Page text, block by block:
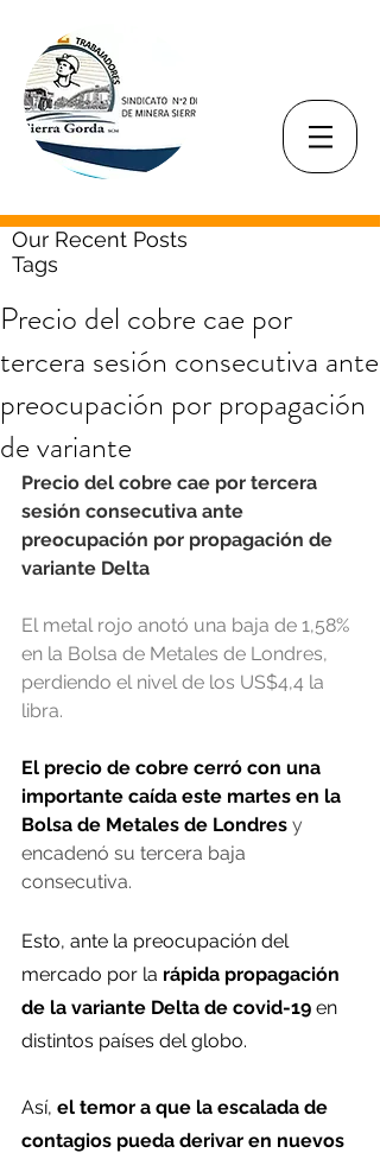
Our Recent Posts
Tags
Precio del cobre cae por
tercera sesión consecutiva ante
preocupación por propagación
de variante
Precio del cobre cae por tercera
sesión consecutiva ante
preocupación por propagación de
variante Delta
El metal rojo anotó una baja de 1,58%
en la Bolsa de Metales de Londres,
perdiendo el nivel de los US$4,4 la
libra.
El precio de cobre cerró con una
importante caída este martes en la
Bolsa de Metales de Londres y
encadenó su tercera baja
consecutiva.
Esto, ante la preocupación del
mercado por la rápida propagación
de la variante Delta de covid-19 en
distintos países del globo.
Así, el temor a que la escalada de
contagios pueda derivar en nuevos